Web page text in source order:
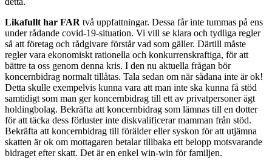
Likafullt har FAR två uppfattningar. Dessa får inte tummas på ens
under rådande covid-19-situation. Vi vill se klara och tydliga regler
så att företag och rådgivare förstår vad som gäller. Därtill måste
regler vara ekonomiskt rationella och konkurrenskraftiga, för att
bättre ta oss genom denna kris. I den nu aktuella frågan bör
koncernbidrag normalt tillåtas. Tala sedan om när sådana inte är ok!
Detta skulle exempelvis kunna vara att man inte ska kunna få stöd
samtidigt som man ger koncernbidrag till ett av privatpersoner ägt
holdingbolag. Bekräfta att koncernbidrag som lämnas till en dotter
för att täcka dess förluster inte diskvalificerar mamman från stöd.
Bekräfta att koncernbidrag till förälder eller syskon för att utjämna
skatten är ok om mottagaren betalar tillbaka ett belopp motsvarande
bidraget efter skatt. Det är en enkel win-win för familjen.